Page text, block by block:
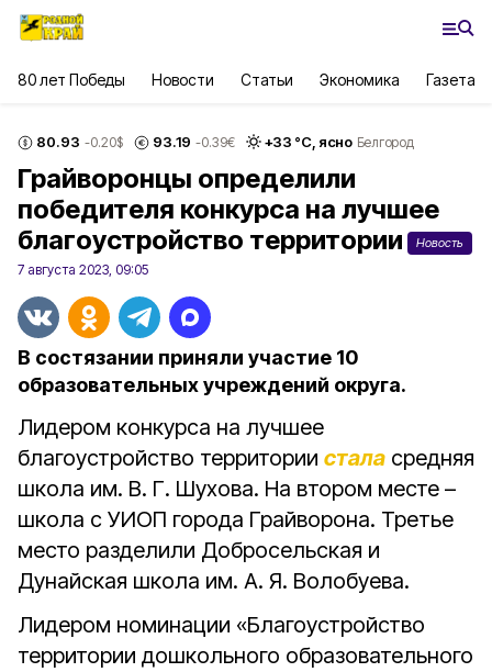
80 лет Победы Новости Статьи Экономика Газета
80.93 -0.20$ 93.19 -0.39€ +33 °С, ясно Белгород
Грайворонцы определили
победителя конкурса на лучшее
благоустройство территории
Новость
7 августа 2023, 09:05
В состязании приняли участие 10
образовательных учреждений округа.
Лидером конкурса на лучшее
благоустройство территории стала средняя
школа им. В. Г. Шухова. На втором месте –
школа с УИОП города Грайворона. Третье
место разделили Добросельская и
Дунайская школа им. А. Я. Волобуева.
Лидером номинации «Благоустройство
территории дошкольного образовательного